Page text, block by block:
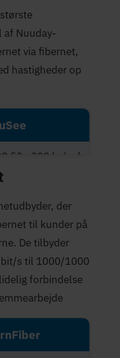
stjerner
af Nuuday-
via fibernet,
hastigheder op
- 329 kr./md.
stjerner
der
til kunder på
De tilbyder
s til 1000/1000
forbindelse